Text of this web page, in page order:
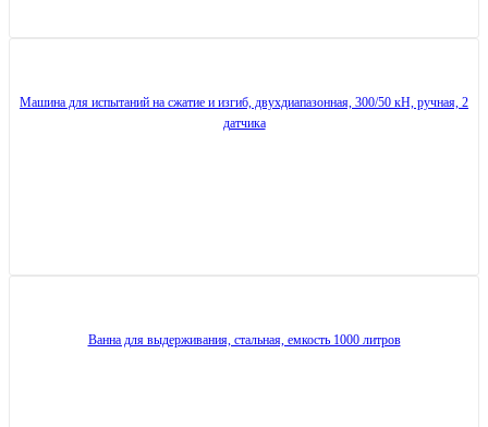
Машина для испытаний на сжатие и изгиб, двухдиапазонная, 300/50 кН, ручная, 2
датчика
Ванна для выдерживания, стальная, емкость 1000 литров